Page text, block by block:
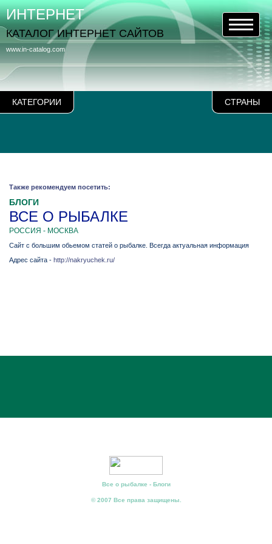
КАТЕГОРИИ СТРАНЫ
www.in-catalog.com
ИНТЕРНЕТ
КАТАЛОГ ИНТЕРНЕТ САЙТОВ
Также рекомендуем посетить:
БЛОГИ
ВСЕ О РЫБАЛКЕ
РОССИЯ - МОСКВА
Сайт с большим обьемом статей о рыбалке. Всегда актуальная информация
Адрес сайта - http://nakryuchek.ru/
Все о рыбалке - Блоги
© 2007 Все права защищены.